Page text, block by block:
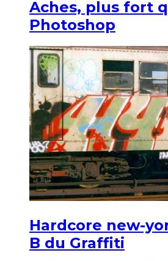
Aches, plus fort
Photoshop
Hardcore new-
B du Graffiti